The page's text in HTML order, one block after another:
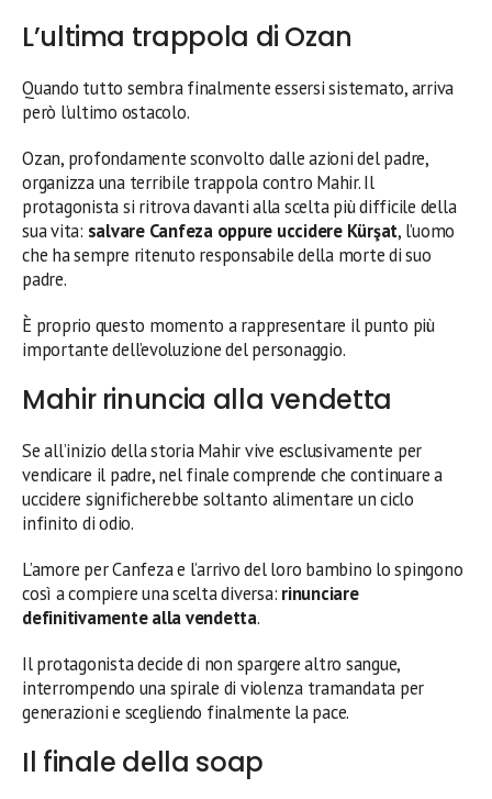
L’ultima trappola di Ozan
Quando tutto sembra finalmente essersi sistemato, arriva
però l’ultimo ostacolo.
Ozan, profondamente sconvolto dalle azioni del padre,
organizza una terribile trappola contro Mahir. Il
protagonista si ritrova davanti alla scelta più difficile della
sua vita: salvare Canfeza oppure uccidere Kürşat, l’uomo
che ha sempre ritenuto responsabile della morte di suo
padre.
È proprio questo momento a rappresentare il punto più
importante dell’evoluzione del personaggio.
Mahir rinuncia alla vendetta
Se all’inizio della storia Mahir vive esclusivamente per
vendicare il padre, nel finale comprende che continuare a
uccidere significherebbe soltanto alimentare un ciclo
infinito di odio.
L’amore per Canfeza e l’arrivo del loro bambino lo spingono
così a compiere una scelta diversa: rinunciare
definitivamente alla vendetta.
Il protagonista decide di non spargere altro sangue,
interrompendo una spirale di violenza tramandata per
generazioni e scegliendo finalmente la pace.
Il finale della soap